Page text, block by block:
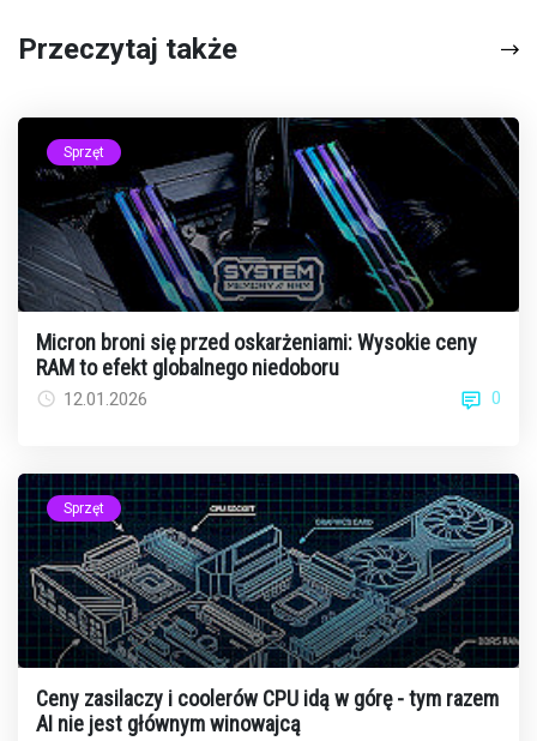
Przeczytaj także
Sprzęt
Micron broni się przed oskarżeniami: Wysokie ceny
RAM to efekt globalnego niedoboru
12.01.2026 0
Sprzęt
Ceny zasilaczy i coolerów CPU idą w górę - tym razem
AI nie jest głównym winowajcą